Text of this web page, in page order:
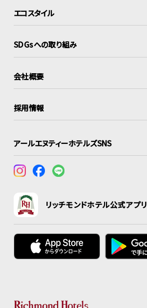
エコスタイル
SDGsへの取り組み
会社概要
採用情報
アールエヌティーホテルズSNS
リッチモンドホテル公式アプリ